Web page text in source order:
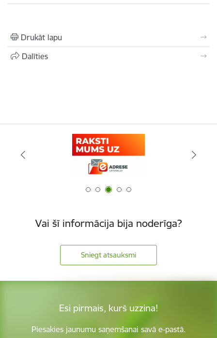
Drukāt lapu
Dalīties
Vai šī informācija bija noderīga?
Sniegt atsauksmi
Esi pirmais, kurš uzzina!
Piesakies jaunumu saņemšanai savā e-pastā.